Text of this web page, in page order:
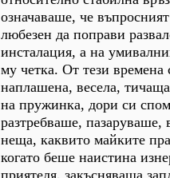
означаваше, че
любезен да поправи
инсталация, а на
му четка. От тези
наплашена, весела,
на пружинка, дори си
разтребваше,
неща, каквито майките
когато беше наистина
приятеля, закъсняваща